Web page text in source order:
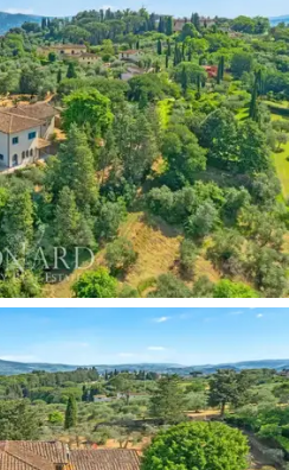
girişli üç katlı olarak
manzarasını sunan,
ve doğa ile bağlantı kuran
geniş, aydınlık odalara ev
ışık, güneş ve mavi kristal
Zemin kat, iki büyük
olan mutfak ve misafir
alanının bulunduğu
oturma odası, iki adet çift
oluşan biruyku
çıkmaktadır. Villanın
bir daire bulunmaktadır.